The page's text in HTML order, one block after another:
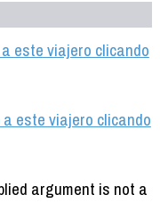
este viajero clicando
este viajero clicando
argument is not a